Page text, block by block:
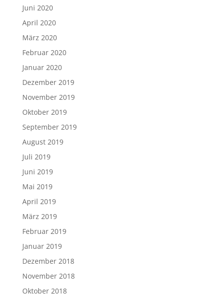
Juni 2020
April 2020
März 2020
Februar 2020
Januar 2020
Dezember 2019
November 2019
Oktober 2019
September 2019
August 2019
Juli 2019
Juni 2019
Mai 2019
April 2019
März 2019
Februar 2019
Januar 2019
Dezember 2018
November 2018
Oktober 2018